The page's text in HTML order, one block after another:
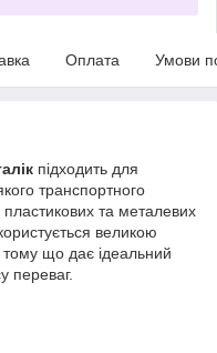
Оплата Умови
підходить для
транспортного
та металевих
великою
тому що дає ідеальний
переваг.